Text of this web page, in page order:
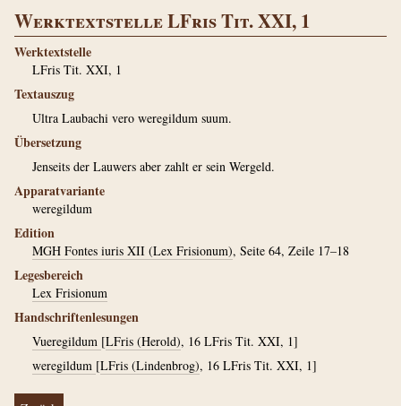
Werktextstelle LFris Tit. XXI, 1
Werktextstelle
LFris Tit. XXI, 1
Textauszug
Ultra Laubachi vero weregildum suum.
Übersetzung
Jenseits der Lauwers aber zahlt er sein Wergeld.
Apparatvariante
weregildum
Edition
MGH Fontes iuris XII (Lex Frisionum), Seite 64, Zeile 17–18
Legesbereich
Lex Frisionum
Handschriftenlesungen
Vueregildum [LFris (Herold), 16 LFris Tit. XXI, 1]
weregildum [LFris (Lindenbrog), 16 LFris Tit. XXI, 1]